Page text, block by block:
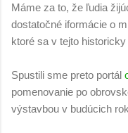
Máme za to, že ľudia
dostatočné iformácie o
ktoré sa v tejto
Spustili sme preto portál
pomenovanie po
výstavbou v budúcich